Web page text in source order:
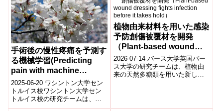
疫疾患患者において減少してい
ることがわかった。
CRISPR(Clustered Regularly
Interspaced Short Palindromic
Repeats)配列を利用した解析に
よって、自己免疫疾患に関連す
るウイルスがどのような細菌に
感染しているのかを見出した。
手術後の慢性疼痛を予測す
る機械学習(Predicting
pain with machine
learning)
2025-06-20 ワシントン大学セン
トルイス校ワシントン大学セン
トルイス校の研究チームは、術
後に慢性疼痛を発症するリスク
植物由来材料を用いた感染
予防創傷被覆材を開発
（Plant-based wound
dressing fights infection
before it takes hold）
2026-07-14 バース大学英国バー
ス大学の研究チームは、植物由
来の天然多糖類を用いた新しい